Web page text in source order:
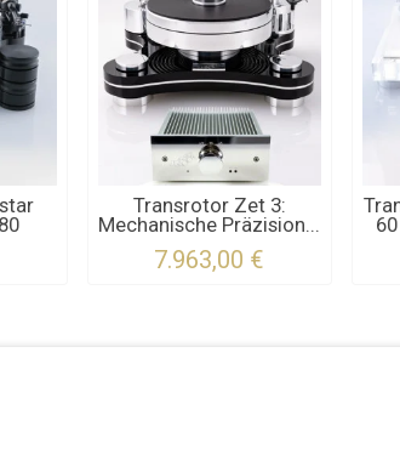
Transrotor Zet 3:
Mechanische Präzision...
7.963,00 €